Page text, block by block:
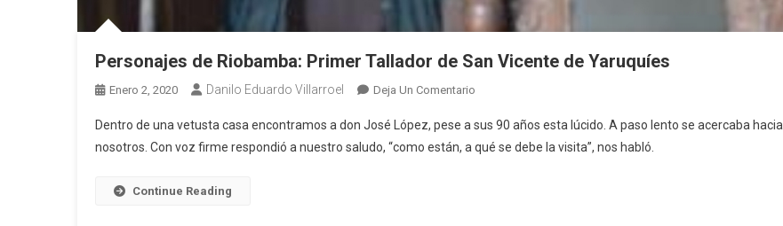
Personajes de Riobamba: Primer Tallador de San Vicente de Yaruquíes
Enero 2, 2020 Danilo Eduardo Villarroel Deja Un Comentario
De
Riobamba:
Dentro de una vetusta casa encontramos a don José López, pese a sus 90 años esta lúcido. A paso lento se acercaba hacia
nosotros. Con voz firme respondió a nuestro saludo, “como están, a qué se debe la visita”, nos habló.
Continue Reading